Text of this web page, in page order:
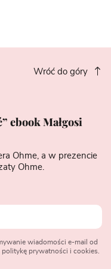
Wróć do góry
ebook Małgosi
Ohme, a w prezencie
Ohme.
wiadomości e-mail od
prywatności i cookies.